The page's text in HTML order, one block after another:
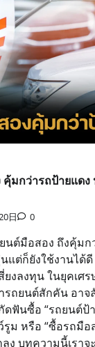
มกว่ารถป้ายแดง
日 0
นต์มือสอง ถึงคุ้ม
แต่ก็ยังใช้งานได้
ยงลงทุน ในยุคเศ
ถยนต์สักคัน อาจลั
ดฟันซื้อ “รถยนต์ป้
ม หรือ “ซื้อรถมือ
ง บทความนี้เราจ